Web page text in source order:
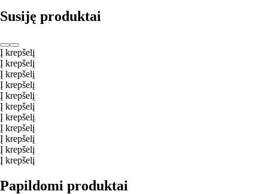
Susiję produktai
Į krepšelį
Į krepšelį
Į krepšelį
Į krepšelį
Į krepšelį
Į krepšelį
Į krepšelį
Į krepšelį
Į krepšelį
Į krepšelį
Į krepšelį
Papildomi produktai